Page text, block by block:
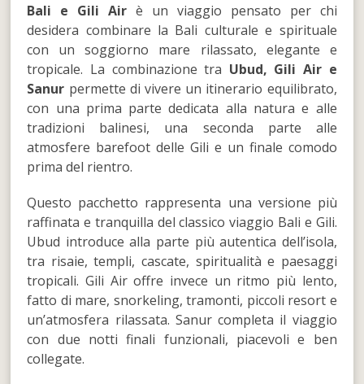
Bali e Gili Air è un viaggio pensato per chi
desidera combinare la Bali culturale e spirituale
con un soggiorno mare rilassato, elegante e
tropicale. La combinazione tra Ubud, Gili Air e
Sanur permette di vivere un itinerario equilibrato,
con una prima parte dedicata alla natura e alle
tradizioni balinesi, una seconda parte alle
atmosfere barefoot delle Gili e un finale comodo
prima del rientro.
Questo pacchetto rappresenta una versione più
raffinata e tranquilla del classico viaggio Bali e Gili.
Ubud introduce alla parte più autentica dell’isola,
tra risaie, templi, cascate, spiritualità e paesaggi
tropicali. Gili Air offre invece un ritmo più lento,
fatto di mare, snorkeling, tramonti, piccoli resort e
un’atmosfera rilassata. Sanur completa il viaggio
con due notti finali funzionali, piacevoli e ben
collegate.